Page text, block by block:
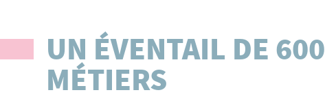
Distribution
UN ÉVENTAIL DE 600
MÉTIERS